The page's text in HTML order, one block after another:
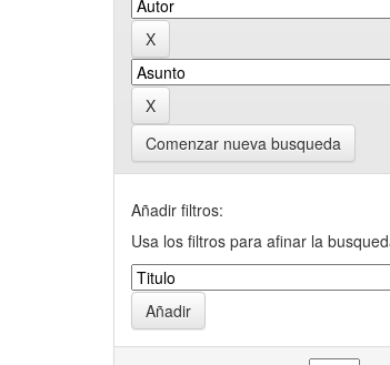
Comenzar nueva busqueda
Añadir filtros:
Usa los filtros para afinar la